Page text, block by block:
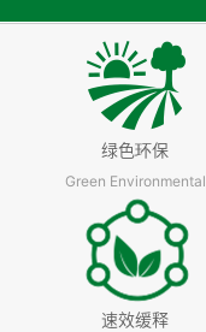
绿色环保
Green Environmental
速效缓释